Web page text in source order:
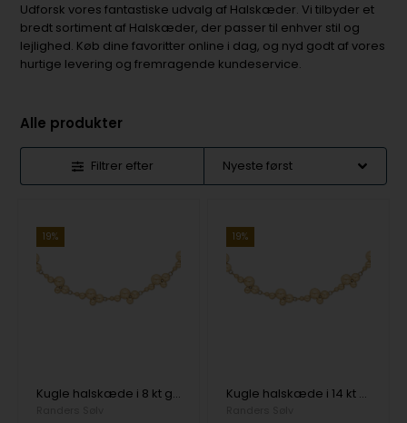
Udforsk vores fantastiske udvalg af Halskæder. Vi tilbyder et
bredt sortiment af Halskæder, der passer til enhver stil og
lejlighed. Køb dine favoritter online i dag, og nyd godt af vores
hurtige levering og fremragende kundeservice.
Alle produkter
Filtrer efter
19%
Kugle halskæde i 8 kt guld, 45 cm
19%
Kugle halskæde i 14 kt guld, 45 cm